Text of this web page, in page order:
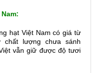
hạt Việt Nam có giá từ
chất lượng chưa sánh
vẫn giữ được độ tươi